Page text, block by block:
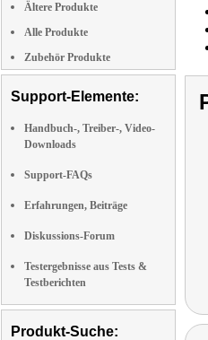
Ältere Produkte
Alle Produkte
Zubehör Produkte
Support-Elemente:
Handbuch-, Treiber-, Video-
Downloads
Support-FAQs
Erfahrungen, Beiträge
Diskussions-Forum
Testergebnisse aus Tests &
Testberichten
Produkt-Suche: